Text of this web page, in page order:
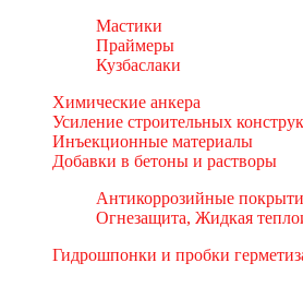
Мастики
Праймеры
Кузбаслаки
Химические анкера
Усиление строительных
Инъекционные материалы
Добавки в бетоны и растворы
Антикоррозийные
Огнезащита, Жидкая
Гидрошпонки и пробки